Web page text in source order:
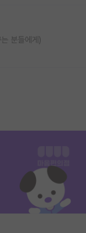
분들에게)